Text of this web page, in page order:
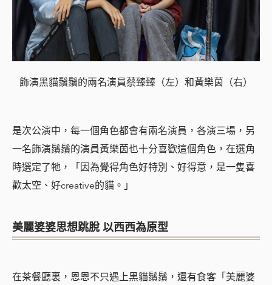
飾演黑貓鬚鬚的兩名演員蔡臻臻（左）和黃樂茵（右）
是次公演中，每一個角色都會有兩名演員，各演三場，另
一名飾演鬚鬚的演員黃樂茵也十分喜歡這個角色，在選角
時選定了牠，「 因為覺得角色好特別、好得意，是一隻喜
歡太空、好creative的貓。 」
美麗婆婆思想跳脫 以西西為原型
在茶餐廳裏，恩恩不只遇上黑貓鬚鬚，還有食客「美麗婆